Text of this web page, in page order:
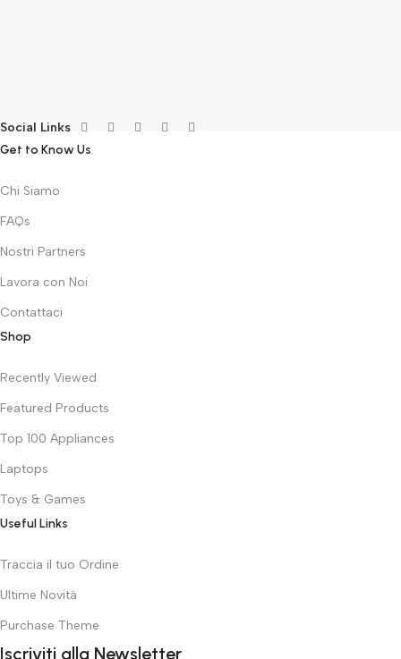
Social Links
Get to Know Us
Chi Siamo
FAQs
Nostri Partners
Lavora con Noi
Contattaci
Shop
Recently Viewed
Featured Products
Top 100 Appliances
Laptops
Toys & Games
Useful Links
Traccia il tuo Ordine
Ultime Novità
Purchase Theme
Iscriviti alla Newsletter